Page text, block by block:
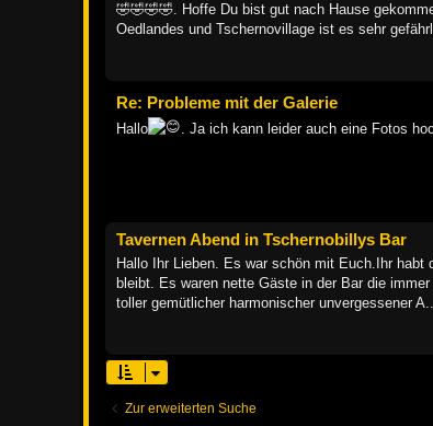
🤣🤣🤣🤣. Hoffe Du bist gut nach Hause
Oedlandes und Tschernovillage ist es sehr
Re: Probleme mit der Galerie
Hallo . Ja ich kann leider auch eine Fotos
Tavernen Abend in Tschernobillys Bar
Hallo Ihr Lieben. Es war schön mit Euch.Ihr
bleibt. Es waren nette Gäste in der Bar die
toller gemütlicher harmonischer unvergessener
Zur erweiterten Suche